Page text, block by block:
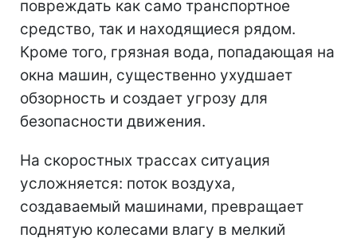
повреждать как само транспортное
средство, так и находящиеся рядом.
Кроме того, грязная вода, попадающая на
окна машин, существенно ухудшает
обзорность и создает угрозу для
безопасности движения.
На скоростных трассах ситуация
усложняется: поток воздуха,
создаваемый машинами, превращает
поднятую колесами влагу в мелкий